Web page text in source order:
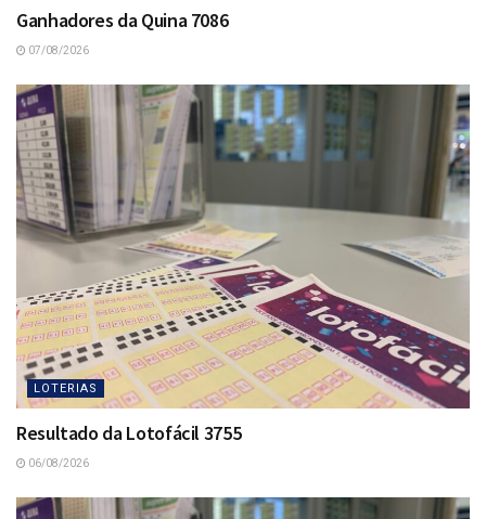
Ganhadores da Quina 7086
07/08/2026
LOTERIAS
Resultado da Lotofácil 3755
06/08/2026